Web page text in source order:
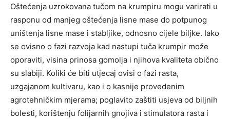
Oštećenja uzrokovana tučom na krumpiru mogu varirati u
rasponu od manjeg oštećenja lisne mase do potpunog
uništenja lisne mase i stabljike, odnosno cijele biljke. Iako
se ovisno o fazi razvoja kad nastupi tuča krumpir može
oporaviti, visina prinosa gomolja i njihova kvaliteta obično
su slabiji. Koliki će biti utjecaj ovisi o fazi rasta,
uzgajanom kultivaru, kao i o kasnije provedenim
agrotehničkim mjerama; poglavito zaštiti usjeva od biljnih
bolesti, korištenju folijarnih gnojiva i stimulatora rasta i